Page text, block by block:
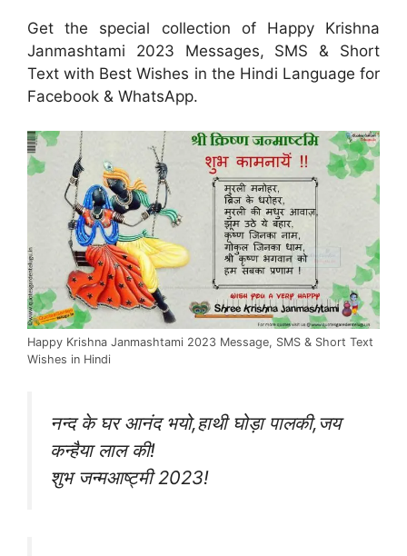
Get the special collection of Happy Krishna
Janmashtami 2023 Messages, SMS & Short
Text with Best Wishes in the Hindi Language for
Facebook & WhatsApp.
Happy Krishna Janmashtami 2023 Message, SMS & Short Text
Wishes in Hindi
नन्द के घर आनंद भयो,हाथी घोड़ा पालकी,जय
कन्हैया लाल की!
शुभ जन्मआष्ट्मी 2023!